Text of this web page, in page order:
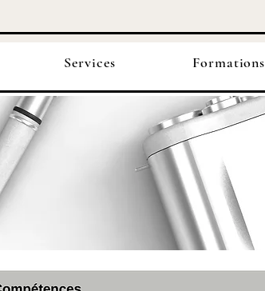
Services Formations